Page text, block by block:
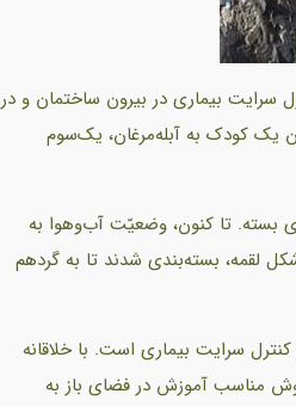
سرایت بیماری در بیرون ساختمان و در
یک کودک به آبله‌مرغان، یک‌سوم
بسته. تا کنون، وضعیّت آب‌وهوا به
لقمه، بسته‌بندی شدند تا به گردهم
سرایت بیماری است. با خلاقانه
مناسب آموزش در فضای باز به